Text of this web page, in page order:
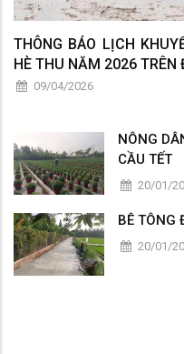
THÔNG BÁO LỊCH
HÈ THU NĂM 2026 TRÊN
09/04/2026
NÔNG
CẦU TẾT
20/01/
BÊ TÔNG
20/01/